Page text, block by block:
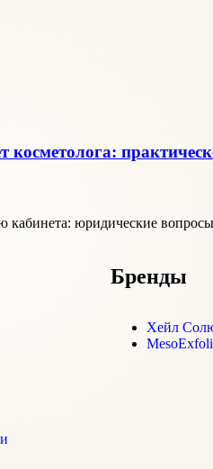
кабинета: юридические
Бренды
Хейл